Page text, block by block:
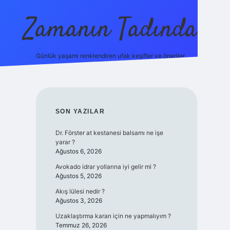
Zamanın Tadında
Günlük yaşamı renklendiren ufak keşifler ve öneriler.
SIDEBAR
SON YAZILAR
Dr. Förster at kestanesi balsamı ne işe
yarar ?
Ağustos 6, 2026
Avokado idrar yollarına iyi gelir mi ?
Ağustos 5, 2026
Akış lülesi nedir ?
Ağustos 3, 2026
Uzaklaştırma kararı için ne yapmalıyım ?
Temmuz 26, 2026